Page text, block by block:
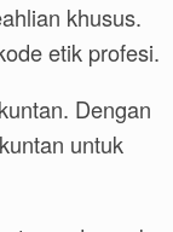
khusus.
etik profesi.
Dengan
untuk